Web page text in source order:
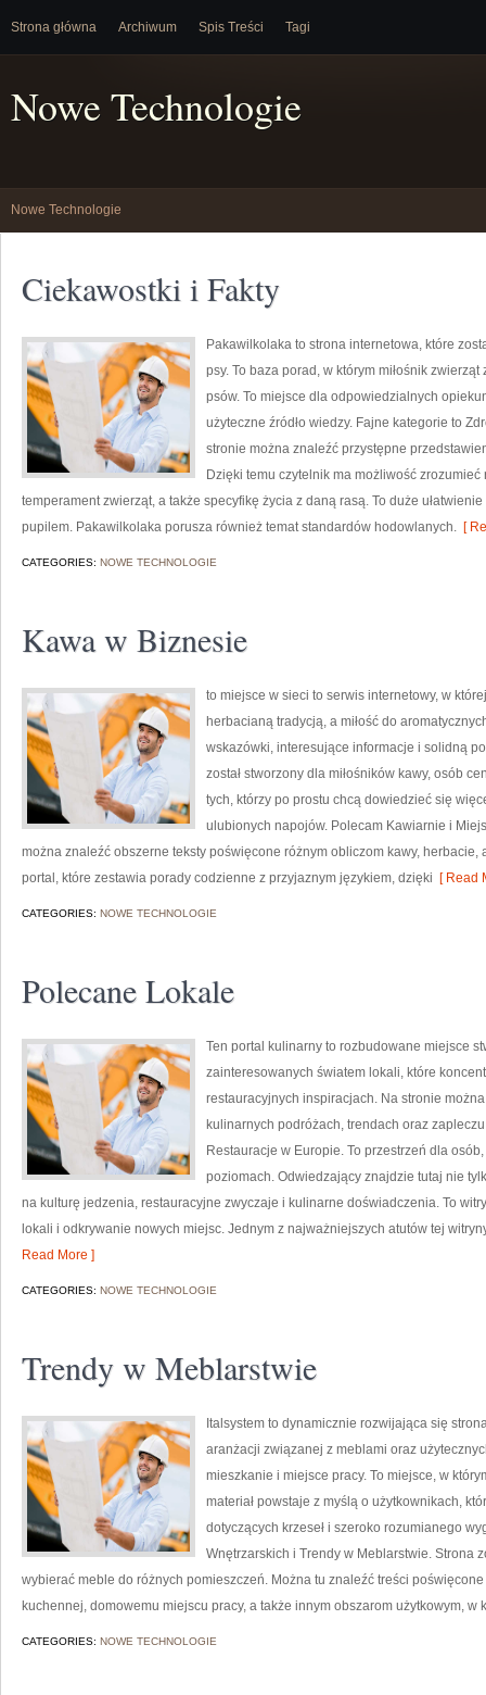
Strona główna Archiwum Spis Treści Tagi
Nowe Technologie
Nowe Technologie
Ciekawostki i Fakty
Pakawilkolaka to strona internetowa, które
psy. To baza porad, w którym miłośnik
psów. To miejsce dla odpowiedzialnych
użyteczne źródło wiedzy. Fajne kategorie to
stronie można znaleźć przystępne
Dzięki temu czytelnik ma możliwość
temperament zwierząt, a także specyfikę życia z daną rasą. To duże
pupilem. Pakawilkolaka porusza również temat standardów hodowlanych. [
CATEGORIES: NOWE TECHNOLOGIE
Kawa w Biznesie
to miejsce w sieci to serwis internetowy, w
herbacianą tradycją, a miłość do
wskazówki, interesujące informacje i solidną
został stworzony dla miłośników kawy, osób
tych, którzy po prostu chcą dowiedzieć się
ulubionych napojów. Polecam Kawiarnie i
można znaleźć obszerne teksty poświęcone różnym obliczom kawy, herbacie,
portal, które zestawia porady codzienne z przyjaznym językiem, dzięki [ Read
CATEGORIES: NOWE TECHNOLOGIE
Polecane Lokale
Ten portal kulinarny to rozbudowane miejsce
zainteresowanych światem lokali, które
restauracyjnych inspiracjach. Na stronie
kulinarnych podróżach, trendach oraz
Restauracje w Europie. To przestrzeń dla
poziomach. Odwiedzający znajdzie tutaj nie
na kulturę jedzenia, restauracyjne zwyczaje i kulinarne doświadczenia. To
lokali i odkrywanie nowych miejsc. Jednym z najważniejszych atutów tej
Read More ]
CATEGORIES: NOWE TECHNOLOGIE
Trendy w Meblarstwie
Italsystem to dynamicznie rozwijająca się
aranżacji związanej z meblami oraz
mieszkanie i miejsce pracy. To miejsce, w
materiał powstaje z myślą o użytkownikach,
dotyczących krzeseł i szeroko rozumianego
Wnętrzarskich i Trendy w Meblarstwie. Strona
wybierać meble do różnych pomieszczeń. Można tu znaleźć treści
kuchennej, domowemu miejscu pracy, a także innym obszarom użytkowym, w
CATEGORIES: NOWE TECHNOLOGIE